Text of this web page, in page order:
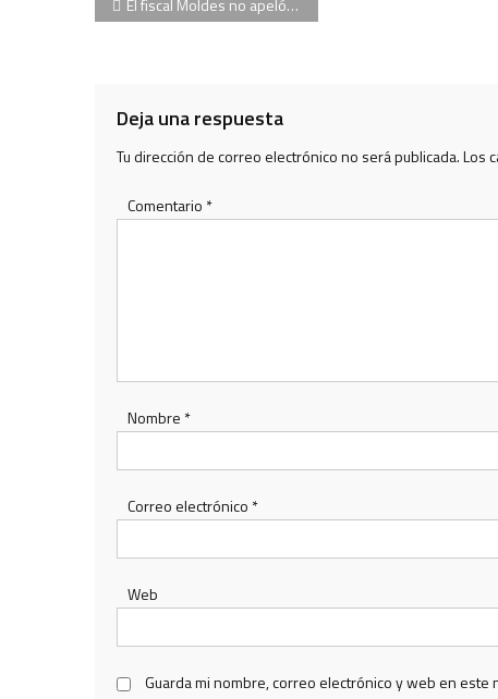
El fiscal Moldes no apeló la excarcelación de Boudou pero pidió que lleve una tobillera electrónica
Deja una respuesta
Tu dirección de correo electrónico no será publicada.Los
Comentario *
Nombre *
Correo electrónico *
Web
Guarda mi nombre, correo electrónico y web en este